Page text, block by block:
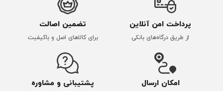
پرداخت امن آنلاین
از طریق درگاه‌های بانکی
تضمین اصالت
برای کالاهای اصل و باکیفیت
امکان ارسال پشتیبانی و مشاوره